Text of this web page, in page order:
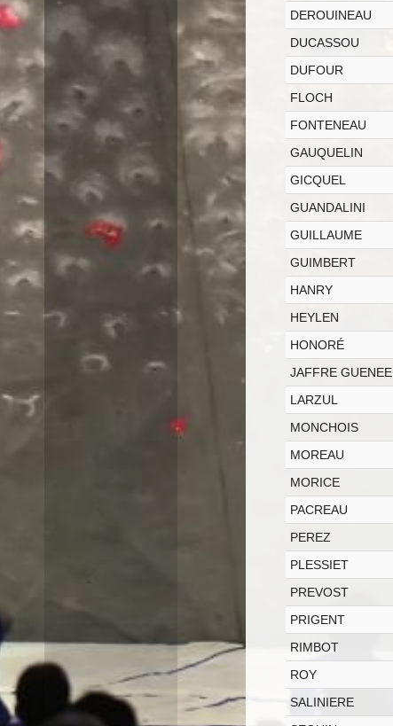
DEROUINEAU
DUCASSOU
DUFOUR
FLOCH
FONTENEAU
GAUQUELIN
GICQUEL
GUANDALINI
GUILLAUME
GUIMBERT
HANRY
HEYLEN
HONORÉ
JAFFRE GUENEE
LARZUL
MONCHOIS
MOREAU
MORICE
PACREAU
PEREZ
PLESSIET
PREVOST
PRIGENT
RIMBOT
ROY
SALINIERE